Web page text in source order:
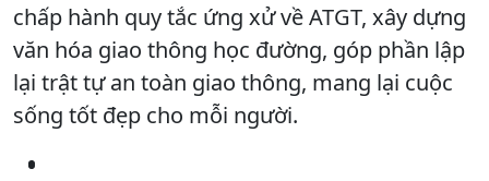
chấp hành quy tắc ứng xử về ATGT, xây dựng
văn hóa giao thông học đường, góp phần lập
lại trật tự an toàn giao thông, mang lại cuộc
sống tốt đẹp cho mỗi người.